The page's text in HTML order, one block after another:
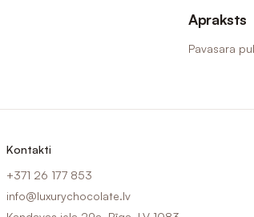
Apraksts
Pavasara
Kontakti
+371 26 177 853
info@luxurychocolate.lv